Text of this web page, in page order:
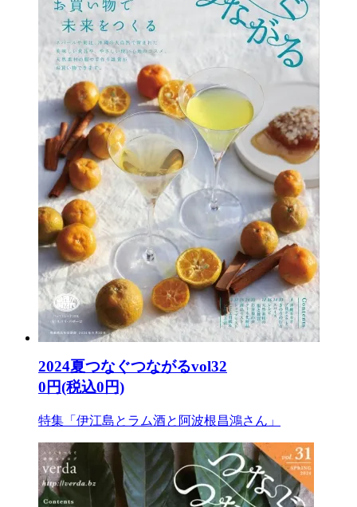
2024夏つなぐつながるvol32
0円(税込0円)
特集「伊江島とラム酒と阿波根昌鴻さん」